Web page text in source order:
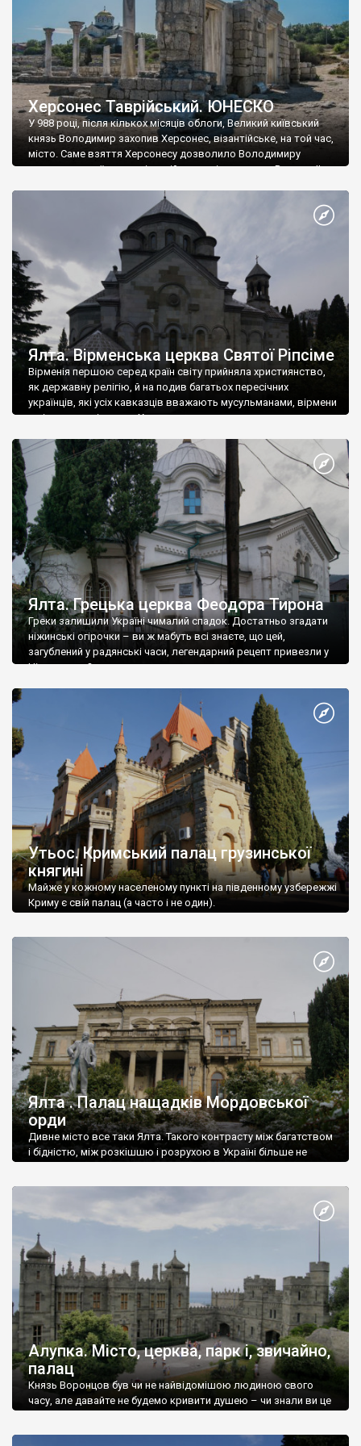
Херсонес Таврійський. ЮНЕСКО
У 988 році, після кількох місяців облоги, Великий київський
князь Володимир захопив Херсонес, візантійське, на той час,
місто. Саме взяття Херсонесу дозволило Володимиру
диктувати свої умови візантійському імператору Василю ІІ, та
Херсонесі Володимир-язичник, став Василем-християнином.
А потім було Хрещення Русі. На честь Херсонесу Таврійського
Ялта. Вірменська церква Святої Ріпсіме
Вірменія першою серед країн світу прийняла християнство,
як державну релігію, й на подив багатьох пересічних
українців, які усіх кавказців вважають мусульманами, вірмени
є відданими вірянами Христа
Ялта. Грецька церква Феодора Тирона
Греки залишили Україні чималий спадок. Достатньо згадати
ніжинські огірочки – ви ж мабуть всі знаєте, що цей,
загублений у радянські часи, легендарний рецепт привезли у
Ніжин греки?
Утьос. Кримський палац грузинської
княгині
Майже у кожному населеному пункті на південному узбережжі
Криму є свій палац (а часто і не один).
Ялта . Палац нащадків Мордовської
орди
Дивне місто все таки Ялта. Такого контрасту між багатством
і бідністю, між розкішшю і розрухою в Україні більше не
Алупка. Місто, церква, парк і, звичайно,
палац
Князь Воронцов був чи не найвідомішою людиною свого
часу, але давайте не будемо кривити душею – чи знали ви це